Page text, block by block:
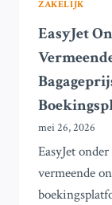
ZAKELIJK
EasyJet
mei 26, 2026
EasyJet
vermeende